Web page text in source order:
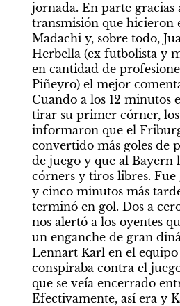
jornada. En parte gracias
transmisión que hicieron
Madachi y, sobre todo,
Herbella (ex futbolista y
en cantidad de
Piñeyro) el mejor
Cuando a los 12 minutos
tirar su primer córner,
informaron que el
convertido más goles de
de juego y que al Bayern
córners y tiros libres.
y cinco minutos más
terminó en gol. Dos a
nos alertó a los oyentes
un enganche de gran
Lennart Karl en el
conspiraba contra el
que se veía encerrado
Efectivamente, así era y